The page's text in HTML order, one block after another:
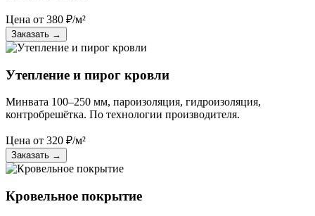
Цена от 380 ₽/м²
Заказать →
Утепление и пирог кровли
Минвата 100–250 мм, пароизоляция, гидроизоляция,
контробрешётка. По технологии производителя.
Цена от 320 ₽/м²
Заказать →
Кровельное покрытие